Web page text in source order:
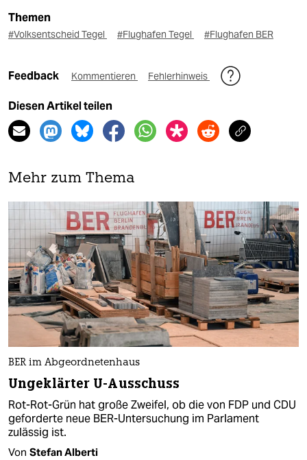
Themen
#Volksentscheid Tegel #Flughafen Tegel #Flughafen BER
Feedback Kommentieren Fehlerhinweis
Diesen Artikel teilen
Mehr zum Thema
BER im Abgeordnetenhaus
Ungeklärter U-Ausschuss
Rot-Rot-Grün hat große Zweifel, ob die von FDP und CDU
geforderte neue BER-Untersuchung im Parlament
zulässig ist.
Von Stefan Alberti